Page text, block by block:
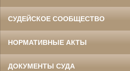
СУДЕЙСКОЕ СООБЩЕСТВО
НОРМАТИВНЫЕ АКТЫ
ДОКУМЕНТЫ СУДА